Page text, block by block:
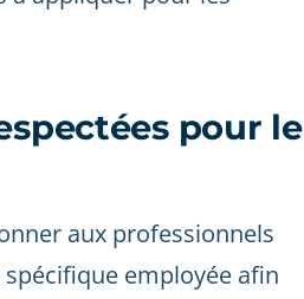
pour le
aux professionnels
employée afin